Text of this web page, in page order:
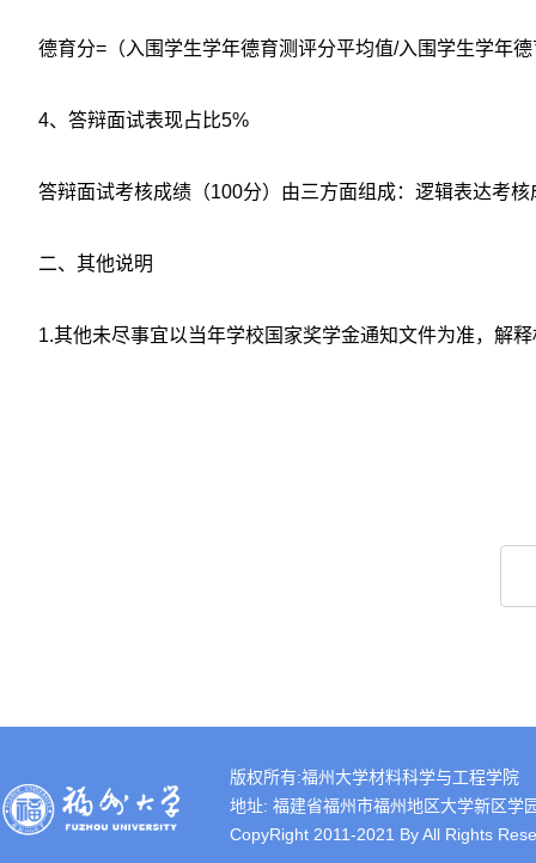
德育分=（入围学生学年德育测评分平均值/入围学生学年
4、答辩面试表现占比5%
答辩面试考核成绩（100分）由三方面组成：逻辑表达考
二、其他说明
1.其他未尽事宜以当年学校国家奖学金通知文件为准，解
版权所有:福州大学材料科学与工程学院
地址: 福建省福州市福州地区大学新区
CopyRight 2011-2021 By All Rights